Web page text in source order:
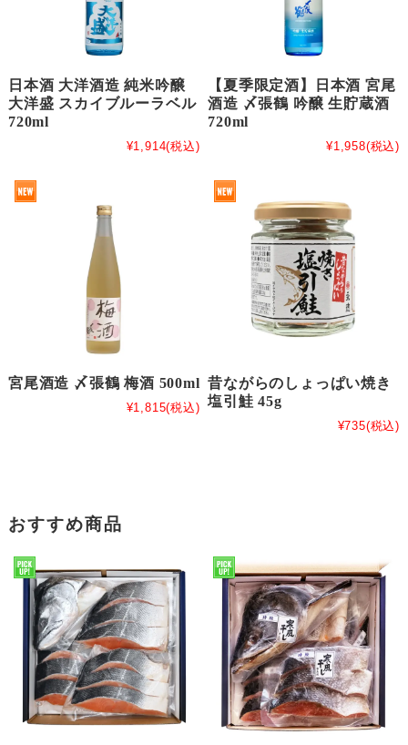
日本酒 大洋酒造 純米吟醸
大洋盛 スカイブルーラベル
720ml
¥1,914(税込)
【夏季限定酒】日本酒 宮尾
酒造 〆張鶴 吟醸 生貯蔵酒
720ml
¥1,958(税込)
宮尾酒造 〆張鶴 梅酒 500ml
¥1,815(税込)
昔ながらのしょっぱい焼き
塩引鮭 45g
¥735(税込)
おすすめ商品